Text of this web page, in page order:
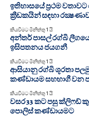
ඉතිහාසයේ ප්‍රථම
ක්‍රීඩකයින් සඳහා
කියවීමට මිනිත්තු 1 යි
අන්තර් පාසල් රග්බි
ඉසිපතනය ජයගනී
කියවීමට මිනිත්තු 1 යි
ආසියානු රග්බි ශූරතා
කණ්ඩායම සහභාගී වන
කියවීමට මිනිත්තු 1 යි
වසර 33 කට පසු ක්ලිෆඩ්
පොලිස් කණ්ඩායමට